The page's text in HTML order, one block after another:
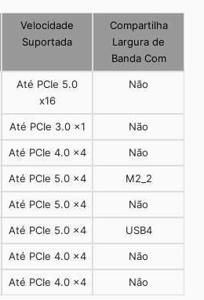
Velocidade
Suportada
Compartilha
Largura de
Banda Com
Até PCIe 5.0
x16
Não
Até PCIe 3.0 x1 Não
Até PCIe 4.0 x4 Não
Até PCIe 5.0 x4 M2_2
Até PCIe 5.0 x4 Não
Até PCIe 5.0 x4 USB4
Até PCIe 4.0 x4 Não
Até PCIe 4.0 x4 Não